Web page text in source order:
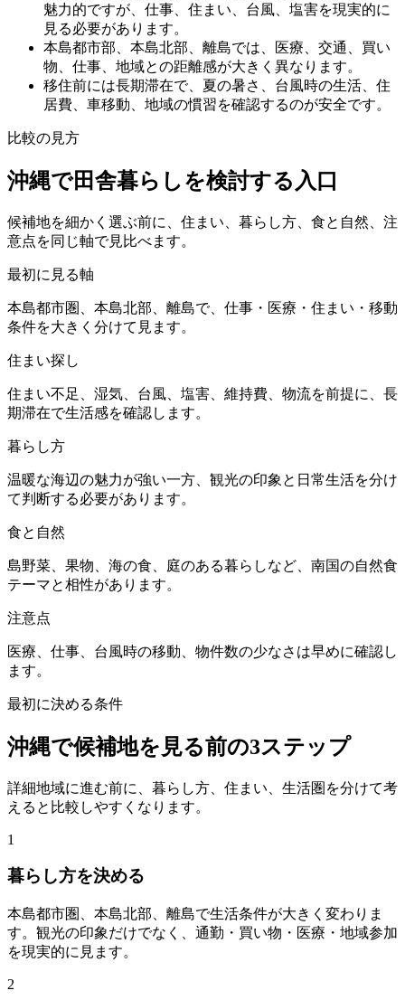
魅力的ですが、仕事、住まい、台風、塩害を現実的に
見る必要があります。
本島都市部、本島北部、離島では、医療、交通、買い
物、仕事、地域との距離感が大きく異なります。
移住前には長期滞在で、夏の暑さ、台風時の生活、住
居費、車移動、地域の慣習を確認するのが安全です。
比較の見方
沖縄で田舎暮らしを検討する入口
候補地を細かく選ぶ前に、住まい、暮らし方、食と自然、注
意点を同じ軸で見比べます。
最初に見る軸
本島都市圏、本島北部、離島で、仕事・医療・住まい・移動
条件を大きく分けて見ます。
住まい探し
住まい不足、湿気、台風、塩害、維持費、物流を前提に、長
期滞在で生活感を確認します。
暮らし方
温暖な海辺の魅力が強い一方、観光の印象と日常生活を分け
て判断する必要があります。
食と自然
島野菜、果物、海の食、庭のある暮らしなど、南国の自然食
テーマと相性があります。
注意点
医療、仕事、台風時の移動、物件数の少なさは早めに確認し
ます。
最初に決める条件
沖縄で候補地を見る前の3ステップ
詳細地域に進む前に、暮らし方、住まい、生活圏を分けて考
えると比較しやすくなります。
1
暮らし方を決める
本島都市圏、本島北部、離島で生活条件が大きく変わりま
す。観光の印象だけでなく、通勤・買い物・医療・地域参加
を現実的に見ます。
2